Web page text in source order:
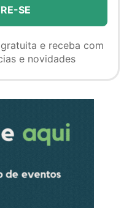
e receba com
e novidades